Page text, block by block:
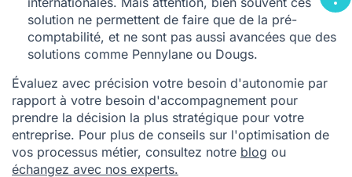
Évaluez avec précision votre besoin d'autonomie par
rapport à votre besoin d'accompagnement pour
prendre la décision la plus stratégique pour votre
entreprise. Pour plus de conseils sur l'optimisation de
vos processus métier, consultez notre blogou
échangez avec nos experts.
Vous pouvez égalementessayer gratuitement les
solutions Ringoveret découvrir de nouveaux leviers
pour générer plus de chiffres d’affaires.